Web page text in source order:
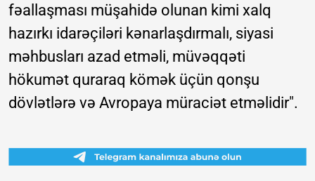
fəallaşması müşahidə olunan kimi xalq
hazırkı idarəçiləri kənarlaşdırmalı, siyasi
məhbusları azad etməli, müvəqqəti
hökumət quraraq kömək üçün qonşu
dövlətlərə və Avropaya müraciət etməlidir".